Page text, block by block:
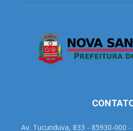
Av. Tucunduva, 833 - 85930-000